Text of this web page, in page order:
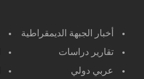
أخبار الجبهة الديمقراطية
تقارير دراسات
عربي دولي